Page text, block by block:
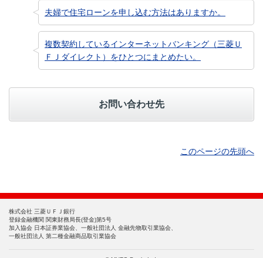
夫婦で住宅ローンを申し込む方法はありますか。
複数契約しているインターネットバンキング（三菱Ｕ
ＦＪダイレクト）をひとつにまとめたい。
お問い合わせ先
このページの先頭へ
株式会社 三菱ＵＦＪ銀行
登録金融機関 関東財務局長(登金)第5号
加入協会 日本証券業協会、一般社団法人 金融先物取引業協会、
一般社団法人 第二種金融商品取引業協会